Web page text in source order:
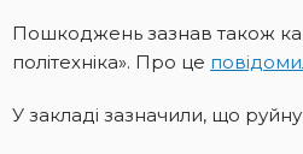
Пошкоджень зазнав також
політехніка». Про це
У закладі зазначили, що